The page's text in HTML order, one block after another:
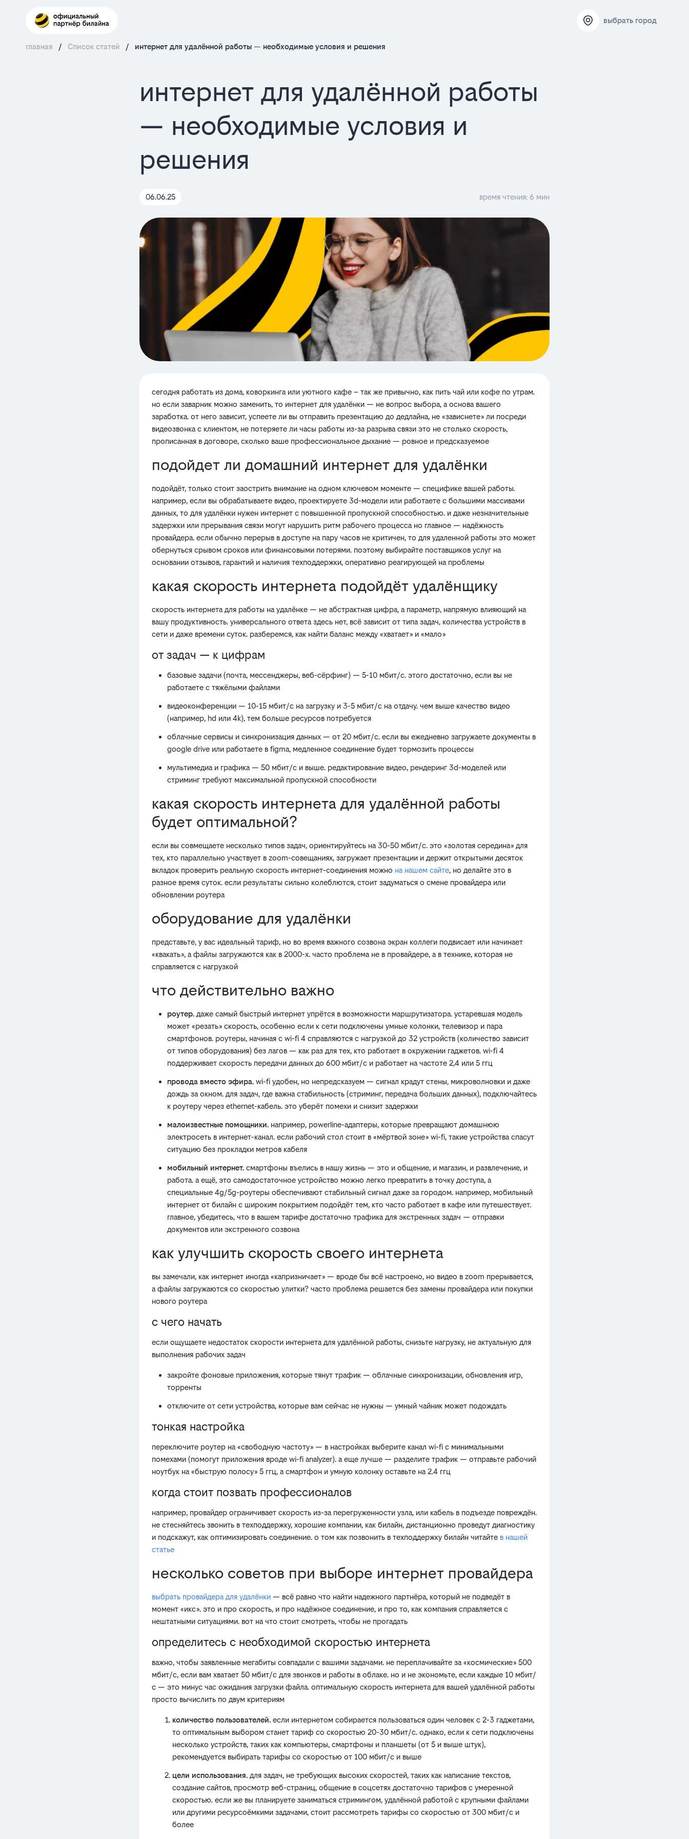
выбрать город
главная / Список статей / интернет для удалённой работы — необходимые условия и решения
интернет для удалённой работы
— необходимые условия и
решения
06.06.25 время чтения: 6 мин
сегодня работать из дома, коворкинга или уютного кафе – так же привычно, как пить чай или кофе по утрам.
но если заварник можно заменить, то интернет для удалёнки — не вопрос выбора, а основа вашего
заработка. от него зависит, успеете ли вы отправить презентацию до дедлайна, не «зависнете» ли посреди
видеозвонка с клиентом, не потеряете ли часы работы из-за разрыва связи это не столько скорость,
прописанная в договоре, сколько ваше профессиональное дыхание — ровное и предсказуемое
подойдет ли домашний интернет для удалёнки
подойдёт, только стоит заострить внимание на одном ключевом моменте — специфике вашей работы.
например, если вы обрабатываете видео, проектируете 3d-модели или работаете с большими массивами
данных, то для удалёнки нужен интернет с повышенной пропускной способностью. и даже незначительные
задержки или прерывания связи могут нарушить ритм рабочего процесса но главное — надёжность
провайдера. если обычно перерыв в доступе на пару часов не критичен, то для удаленной работы это может
обернуться срывом сроков или финансовыми потерями. поэтому выбирайте поставщиков услуг на
основании отзывов, гарантий и наличия техподдержки, оперативно реагирующей на проблемы
какая скорость интернета подойдёт удалёнщику
скорость интернета для работы на удалёнке — не абстрактная цифра, а параметр, напрямую влияющий на
вашу продуктивность. универсального ответа здесь нет, всё зависит от типа задач, количества устройств в
сети и даже времени суток. разберемся, как найти баланс между «хватает» и «мало»
от задач — к цифрам
базовые задачи (почта, мессенджеры, веб-сёрфинг) — 5-10 мбит/с. этого достаточно, если вы не
работаете с тяжёлыми файлами
видеоконференции — 10-15 мбит/с на загрузку и 3-5 мбит/с на отдачу. чем выше качество видео
(например, hd или 4k), тем больше ресурсов потребуется
облачные сервисы и синхронизация данных — от 20 мбит/с. если вы ежедневно загружаете документы в
google drive или работаете в figma, медленное соединение будет тормозить процессы
мультимедиа и графика — 50 мбит/с и выше. редактирование видео, рендеринг 3d-моделей или
стриминг требуют максимальной пропускной способности
какая скорость интернета для удалённой работы
будет оптимальной?
если вы совмещаете несколько типов задач, ориентируйтесь на 30-50 мбит/с. это «золотая середина» для
тех, кто параллельно участвует в zoom-совещаниях, загружает презентации и держит открытыми десяток
вкладок проверить реальную скорость интернет-соединения можно на нашем сайте, но делайте это в
разное время суток. если результаты сильно колеблются, стоит задуматься о смене провайдера или
обновлении роутера
оборудование для удалёнки
представьте, у вас идеальный тариф, но во время важного созвона экран коллеги подвисает или начинает
«квакать», а файлы загружаются как в 2000-х. часто проблема не в провайдере, а в технике, которая не
справляется с нагрузкой
что действительно важно
роутер. даже самый быстрый интернет упрётся в возможности маршрутизатора. устаревшая модель
может «резать» скорость, особенно если к сети подключены умные колонки, телевизор и пара
смартфонов. роутеры, начиная с wi-fi 4 справляются с нагрузкой до 32 устройств (количество зависит
от типов оборудования) без лагов — как раз для тех, кто работает в окружении гаджетов. wi-fi 4
поддерживает скорость передачи данных до 600 мбит/с и работает на частоте 2,4 или 5 ггц
провода вместо эфира. wi-fi удобен, но непредсказуем — сигнал крадут стены, микроволновки и даже
дождь за окном. для задач, где важна стабильность (стриминг, передача больших данных), подключайтесь
к роутеру через ethernet-кабель. это уберёт помехи и снизит задержки
малоизвестные помощники. например, powerline-адаптеры, которые превращают домашнюю
электросеть в интернет-канал. если рабочий стол стоит в «мёртвой зоне» wi-fi, такие устройства спасут
ситуацию без прокладки метров кабеля
мобильный интернет. смартфоны въелись в нашу жизнь — это и общение, и магазин, и развлечение, и
работа. а ещё, это самодостаточное устройство можно легко превратить в точку доступа, а
специальные 4g/5g-роутеры обеспечивают стабильный сигнал даже за городом. например, мобильный
интернет от билайн с широким покрытием подойдёт тем, кто часто работает в кафе или путешествует.
главное, убедитесь, что в вашем тарифе достаточно трафика для экстренных задач — отправки
документов или экстренного созвона
как улучшить скорость своего интернета
вы замечали, как интернет иногда «капризничает» — вроде бы всё настроено, но видео в zoom прерывается,
а файлы загружаются со скоростью улитки? часто проблема решается без замены провайдера или покупки
нового роутера
с чего начать
если ощущаете недостаток скорости интернета для удалённой работы, снизьте нагрузку, не актуальную для
выполнения рабочих задач
закройте фоновые приложения, которые тянут трафик — облачные синхронизации, обновления игр,
торренты
отключите от сети устройства, которые вам сейчас не нужны — умный чайник может подождать
тонкая настройка
переключите роутер на «свободную частоту» — в настройках выберите канал wi-fi с минимальными
помехами (помогут приложения вроде wi-fi analyzer). а еще лучше — разделите трафик — отправьте рабочий
ноутбук на «быструю полосу» 5 ггц, а смартфон и умную колонку оставьте на 2.4 ггц
когда стоит позвать профессионалов
например, провайдер ограничивает скорость из-за перегруженности узла, или кабель в подъезде повреждён.
не стесняйтесь звонить в техподдержку, хорошие компании, как билайн, дистанционно проведут диагностику
и подскажут, как оптимизировать соединение. о том как позвонить в техподдержку билайн читайте в нашей
статье
несколько советов при выборе интернет провайдера
выбрать провайдера для удалёнки — всё равно что найти надежного партнёра, который не подведёт в
момент «икс». это и про скорость, и про надёжное соединение, и про то, как компания справляется с
нештатными ситуациями. вот на что стоит смотреть, чтобы не прогадать
определитесь с необходимой скоростью интернета
важно, чтобы заявленные мегабиты совпадали с вашими задачами. не переплачивайте за «космические» 500
мбит/с, если вам хватает 50 мбит/с для звонков и работы в облаке. но и не экономьте, если каждые 10 мбит/
с — это минус час ожидания загрузки файла. оптимальную скорость интернета для вашей удалённой работы
просто вычислить по двум критериям
количество пользователей. если интернетом собирается пользоваться один человек с 2-3 гаджетами,
то оптимальным выбором станет тариф со скоростью 20-30 мбит/с. однако, если к сети подключены
несколько устройств, таких как компьютеры, смартфоны и планшеты (от 5 и выше штук),
рекомендуется выбирать тарифы со скоростью от 100 мбит/с и выше
цели использования. для задач, не требующих высоких скоростей, таких как написание текстов,
создание сайтов, просмотр веб-страниц, общение в соцсетях достаточно тарифов с умеренной
скоростью. если же вы планируете заниматься стримингом, удалённой работой с крупными файлами
или другими ресурсоёмкими задачами, стоит рассмотреть тарифы со скоростью от 300 мбит/с и
более